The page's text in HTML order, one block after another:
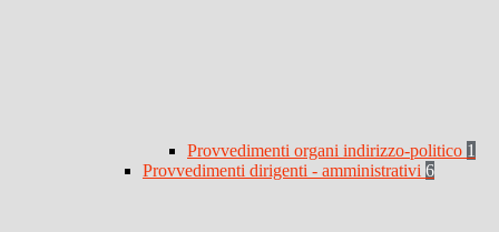
Provvedimenti organi indirizzo-politico 1
Provvedimenti dirigenti - amministrativi 6